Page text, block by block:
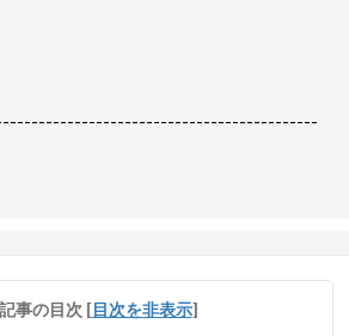
事の目次 [目次を非表示]